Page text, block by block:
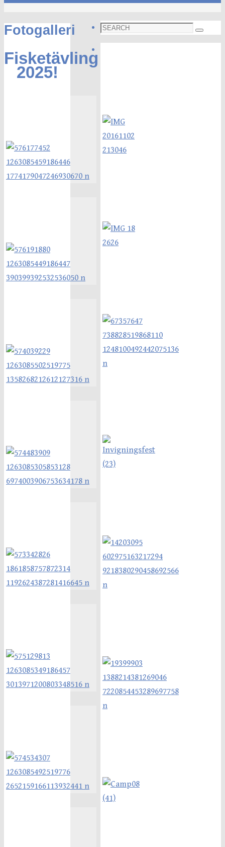
Fotogalleri
Fisketävling
2025!
Search
for:
Search